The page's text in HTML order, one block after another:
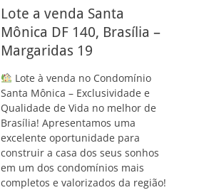
Lote a venda Santa
Mônica DF 140, Brasília –
Margaridas 19
Lote à venda no Condomínio
Santa Mônica – Exclusividade e
Qualidade de Vida no melhor de
Brasília! Apresentamos uma
excelente oportunidade para
construir a casa dos seus sonhos
em um dos condomínios mais
completos e valorizados da região!